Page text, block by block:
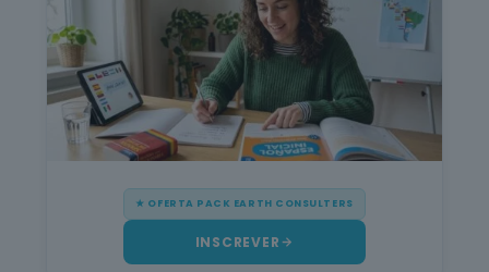
★ OFERTA PACK EARTH CONSULTERS
INSCREVER